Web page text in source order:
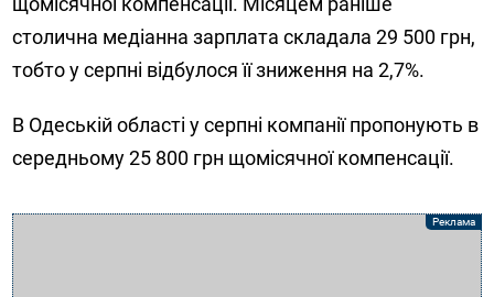
столична медіанна зарплата складала 29 500 грн,
тобто у серпні відбулося її зниження на 2,7%.
В Одеській області у серпні компанії пропонують в
середньому 25 800 грн щомісячної компенсації.